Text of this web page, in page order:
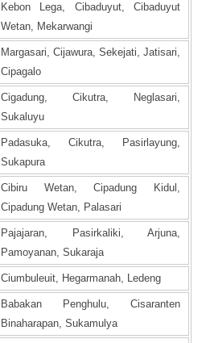
Kebon Lega, Cibaduyut, Cibaduyut
Wetan, Mekarwangi
Margasari, Cijawura, Sekejati, Jatisari,
Cipagalo
Cigadung, Cikutra, Neglasari,
Sukaluyu
Padasuka, Cikutra, Pasirlayung,
Sukapura
Cibiru Wetan, Cipadung Kidul,
Cipadung Wetan, Palasari
Pajajaran, Pasirkaliki, Arjuna,
Pamoyanan, Sukaraja
Ciumbuleuit, Hegarmanah, Ledeng
Babakan Penghulu, Cisaranten
Binaharapan, Sukamulya